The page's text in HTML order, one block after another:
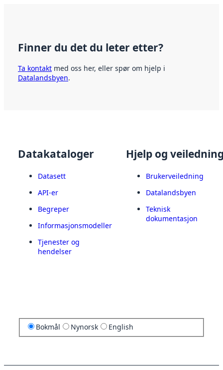
Finner du det du leter etter?
Ta kontakt med oss her, eller spør om hjelp i
Datalandsbyen.
Datakataloger
Datasett
API-er
Begreper
Informasjonsmodeller
Tjenester og
hendelser
Hjelp og
Brukerveiledning
Datalandsbyen
Teknisk
dokumentasjon
Bokmål Nynorsk English